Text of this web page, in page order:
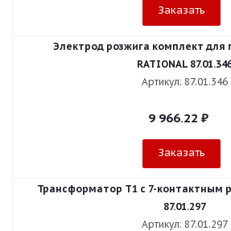
Заказать
Электрод розжига комплект для
RATIONAL
Артикул: 87.01.346
9 966.22 ₽
Заказать
Трансформатор T1 с 7-контактным
87.01.297
Артикул: 87.01.297